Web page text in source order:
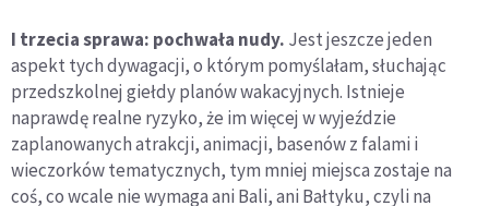
I trzecia sprawa: pochwała nudy. Jest jeszcze jeden
aspekt tych dywagacji, o którym pomyślałam, słuchając
przedszkolnej giełdy planów wakacyjnych. Istnieje
naprawdę realne ryzyko, że im więcej w wyjeździe
zaplanowanych atrakcji, animacji, basenów z falami i
wieczorków tematycznych, tym mniej miejsca zostaje na
coś, co wcale nie wymaga ani Bali, ani Bałtyku, czyli na